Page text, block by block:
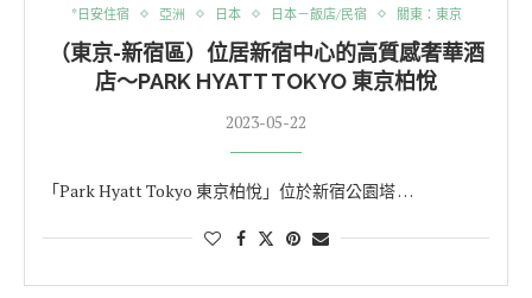
*日安住宿 亞洲 日本 日本－飯店/民宿 關東：東京
（東京-新宿區）位居新宿中心的高質感奢華酒
店～PARK HYATT TOKYO 東京柏悅
2023-05-22
「Park Hyatt Tokyo 東京柏悅」位於新宿公園塔 …